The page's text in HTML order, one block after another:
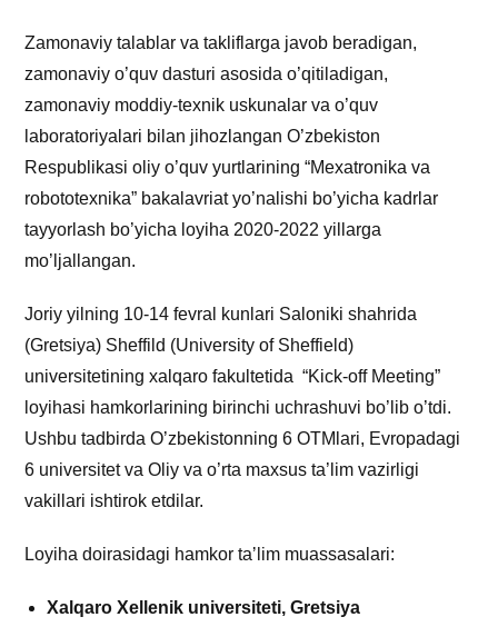
Zamonaviy talablar va takliflarga javob beradigan,
zamonaviy o’quv dasturi asosida o’qitiladigan,
zamonaviy moddiy-texnik uskunalar va o’quv
laboratoriyalari bilan jihozlangan O’zbekiston
Respublikasi oliy o’quv yurtlarining “Mexatronika va
robototexnika” bakalavriat yo’nalishi bo’yicha kadrlar
tayyorlash bo’yicha loyiha 2020-2022 yillarga
mo’ljallangan.
Joriy yilning 10-14 fevral kunlari Saloniki shahrida
(Gretsiya) Sheffild (University of Sheffield)
universitetining xalqaro fakultetida “Kick-off Meeting”
loyihasi hamkorlarining birinchi uchrashuvi bo’lib o’tdi.
Ushbu tadbirda O’zbekistonning 6 OTMlari, Evropadagi
6 universitet va Oliy va o’rta maxsus ta’lim vazirligi
vakillari ishtirok etdilar.
Loyiha doirasidagi hamkor taʼlim muassasalari:
Xalqaro Xellenik universiteti, Gretsiya